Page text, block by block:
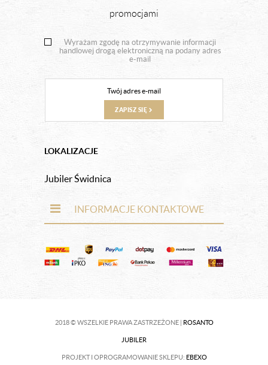
promocjami
Wyrażam zgodę na otrzymywanie informacji
handlowej drogą elektroniczną na podany adres
e-mail
ZAPISZ SIĘ
LOKALIZACJE
Jubiler Świdnica
INFORMACJE KONTAKTOWE
2018 © WSZELKIE PRAWA ZASTRZEŻONE | ROSANTO
JUBILER
PROJEKT I OPROGRAMOWANIE SKLEPU: EBEXO